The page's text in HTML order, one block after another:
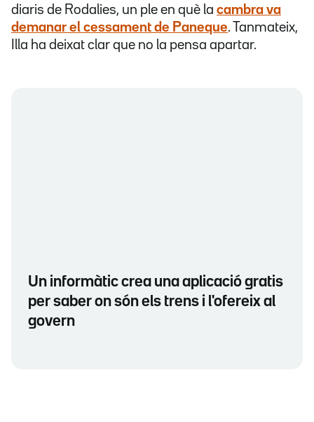
diaris de Rodalies, un ple en què la cambra va
demanar el cessament de Paneque. Tanmateix,
Illa ha deixat clar que no la pensa apartar.
Un informàtic crea una aplicació gratis
per saber on són els trens i l'ofereix al
govern